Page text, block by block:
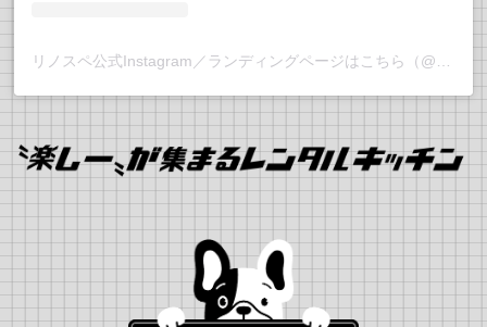
リノスペ公式Instagram／ランディングページはこちら（@rino_supe）で更新中